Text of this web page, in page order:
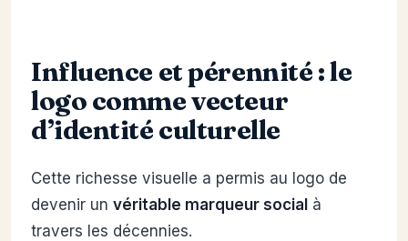
Influence et pérennité : le
logo comme vecteur
d’identité culturelle
Cette richesse visuelle a permis au logo de
devenir un véritable marqueur social à
travers les décennies.